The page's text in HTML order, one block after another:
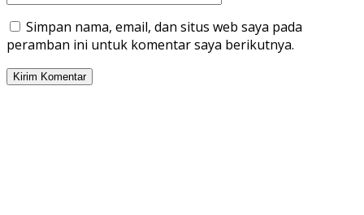
Simpan nama, email, dan situs web saya pada
peramban ini untuk komentar saya berikutnya.